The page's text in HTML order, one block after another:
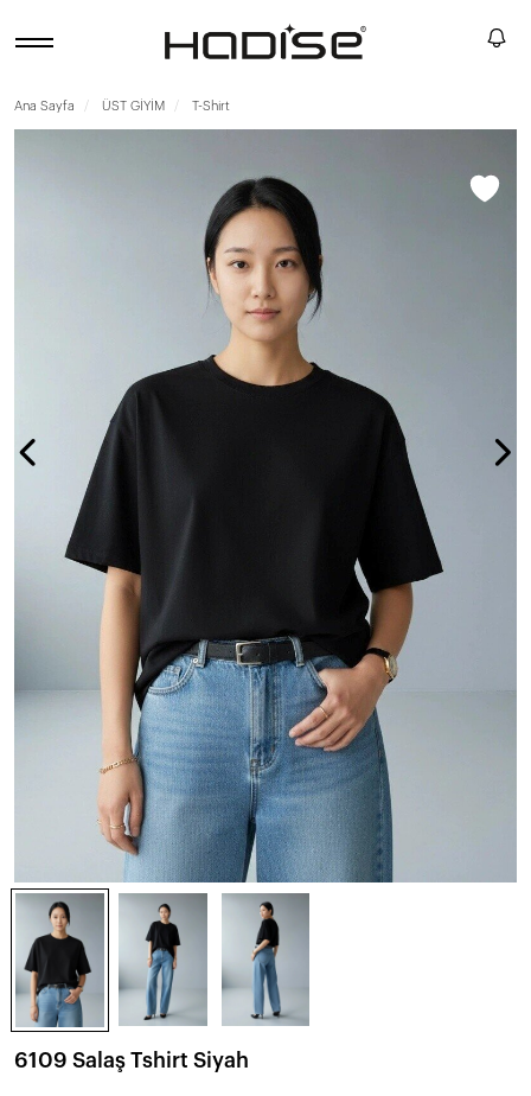
Ana Sayfa ÜST GİYİM T-Shirt
6109 Salaş Tshirt Siyah